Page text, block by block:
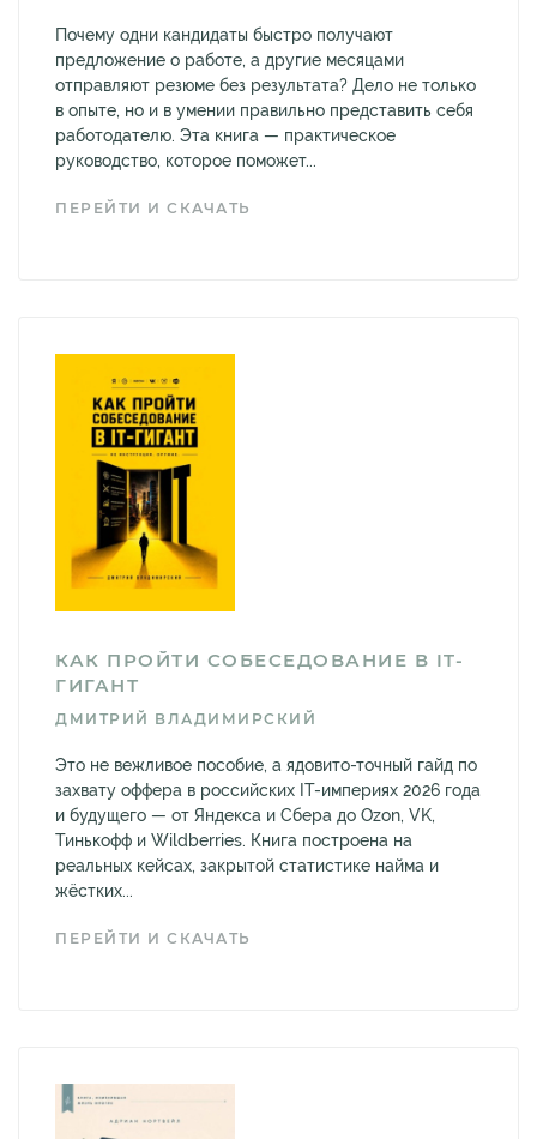
Почему одни кандидаты быстро получают
предложение о работе, а другие месяцами
отправляют резюме без результата? Дело не только
в опыте, но и в умении правильно представить себя
работодателю. Эта книга — практическое
руководство, которое поможет...
ПЕРЕЙТИ И СКАЧАТЬ
КАК ПРОЙТИ СОБЕСЕДОВАНИЕ В IT-
ГИГАНТ
ДМИТРИЙ ВЛАДИМИРСКИЙ
Это не вежливое пособие, а ядовито-точный гайд по
захвату оффера в российских IT-империях 2026 года
и будущего — от Яндекса и Сбера до Ozon, VK,
Тинькофф и Wildberries. Книга построена на
реальных кейсах, закрытой статистике найма и
жёстких...
ПЕРЕЙТИ И СКАЧАТЬ